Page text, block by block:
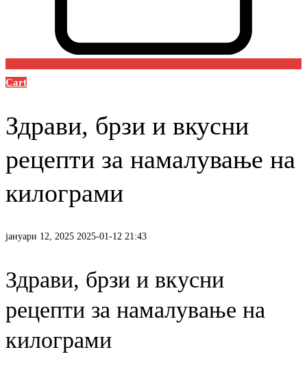
Cart
Здрави, брзи и вкусни
рецепти за намалување на
килограми
јануари 12, 2025 2025-01-12 21:43
Здрави, брзи и вкусни
рецепти за намалување на
килограми